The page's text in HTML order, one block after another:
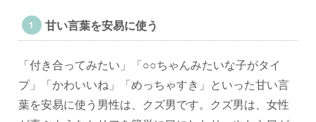
甘い言葉を安易に使う
「付き合ってみたい」「○○ちゃんみたいな子がタイ
プ」「かわいいね」「めっちゃすき」といった甘い言
葉を安易に使う男性は、クズ男です。クズ男は、女性